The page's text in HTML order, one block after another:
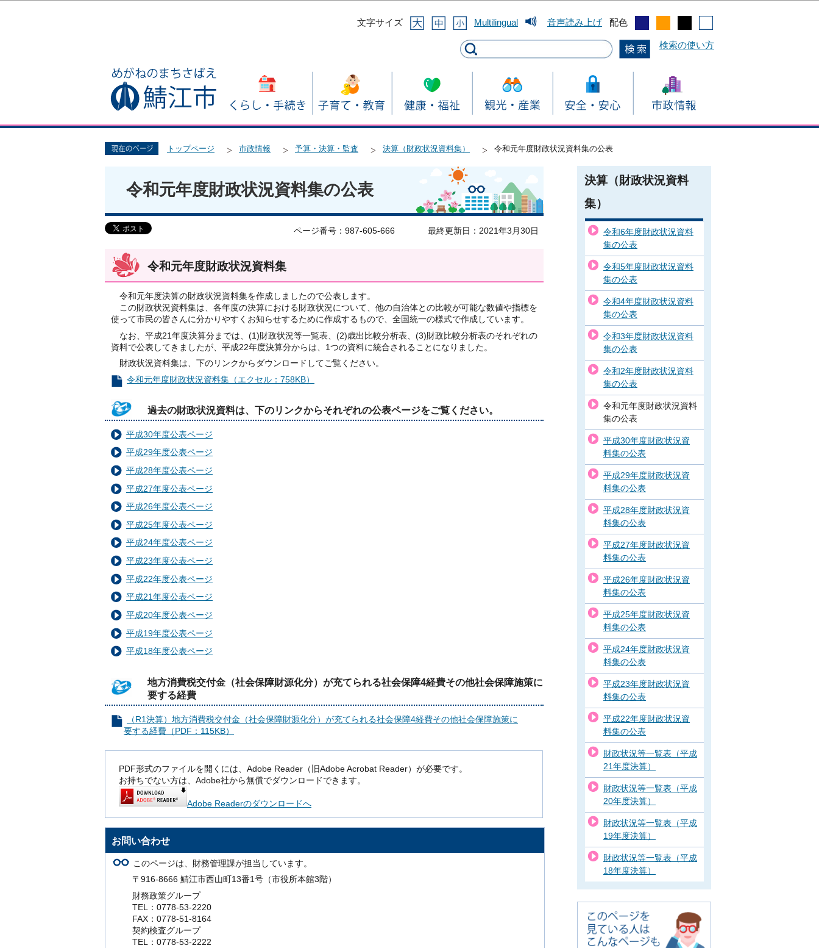
文字サイズ
Multilingual 音声読み上げ 配色
検索の使い方
トップページ 市政情報 予算・決算・監査 決算（財政状況資料集） 令和元年度財政状況資料集の公表
令和元年度財政状況資料集の公表
ページ番号：987-605-666 最終更新日：2021年3月30日
令和元年度財政状況資料集
令和元年度決算の財政状況資料集を作成しましたので公表します。
この財政状況資料集は、各年度の決算における財政状況について、他の自治体との比較が可能な数値や指標を
使って市民の皆さんに分かりやすくお知らせするために作成するもので、全国統一の様式で作成しています。
なお、平成21年度決算分までは、(1)財政状況等一覧表、(2)歳出比較分析表、(3)財政比較分析表のそれぞれの
資料で公表してきましたが、平成22年度決算分からは、1つの資料に統合されることになりました。
財政状況資料集は、下のリンクからダウンロードしてご覧ください。
令和元年度財政状況資料集（エクセル：758KB）
過去の財政状況資料は、下のリンクからそれぞれの公表ページをご覧ください。
平成30年度公表ページ
平成29年度公表ページ
平成28年度公表ページ
平成27年度公表ページ
平成26年度公表ページ
平成25年度公表ページ
平成24年度公表ページ
平成23年度公表ページ
平成22年度公表ページ
平成21年度公表ページ
平成20年度公表ページ
平成19年度公表ページ
平成18年度公表ページ
地方消費税交付金（社会保障財源化分）が充てられる社会保障4経費その他社会保障施策に
要する経費
（R1決算）地方消費税交付金（社会保障財源化分）が充てられる社会保障4経費その他社会保障施策に
要する経費（PDF：115KB）
PDF形式のファイルを開くには、Adobe Reader（旧Adobe Acrobat Reader）が必要です。
お持ちでない方は、Adobe社から無償でダウンロードできます。
Adobe Readerのダウンロードへ
お問い合わせ
このページは、財務管理課が担当しています。
〒916-8666 鯖江市西山町13番1号（市役所本館3階）
財務政策グループ
TEL：0778-53-2220
FAX：0778-51-8164
契約検査グループ
TEL：0778-53-2222
決算（財政状況資料
集）
令和6年度財政状況資料
集の公表
令和5年度財政状況資料
集の公表
令和4年度財政状況資料
集の公表
令和3年度財政状況資料
集の公表
令和2年度財政状況資料
集の公表
令和元年度財政状況資料
集の公表
平成30年度財政状況資
料集の公表
平成29年度財政状況資
料集の公表
平成28年度財政状況資
料集の公表
平成27年度財政状況資
料集の公表
平成26年度財政状況資
料集の公表
平成25年度財政状況資
料集の公表
平成24年度財政状況資
料集の公表
平成23年度財政状況資
料集の公表
平成22年度財政状況資
料集の公表
財政状況等一覧表（平成
21年度決算）
財政状況等一覧表（平成
20年度決算）
財政状況等一覧表（平成
19年度決算）
財政状況等一覧表（平成
18年度決算）